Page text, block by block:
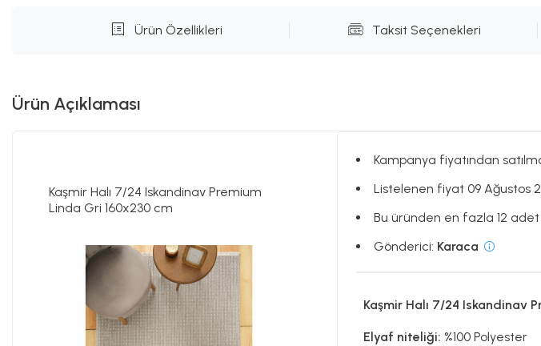
Ürün Özellikleri Taksit Seçenekleri
Ürün Açıklaması
Kaşmir Halı 7/24 Iskandinav Premium
Linda Gri 160x230 cm
Kampanya fiyatından
Listelenen fiyat 09 Ağustos
Bu üründen en fazla 12 adet
Gönderici: Karaca
Kaşmir Halı 7/24 Iskandinav
Elyaf niteliği: %100 Polyester